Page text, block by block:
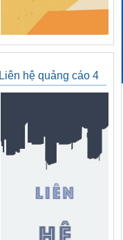
Liên hệ quảng cáo 4